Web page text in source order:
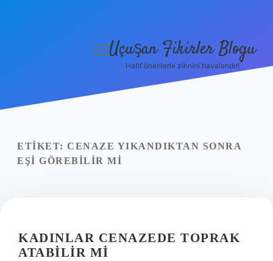
Yasal Uyarı
menüyü
Uçuşan Fikirler Blogu
Hafif önerilerle zihnini havalandır!
ETIKET: CENAZE YIKANDIKTAN SONRA
EŞI GÖREBILIR MI
KADINLAR CENAZEDE TOPRAK
ATABILIR MI